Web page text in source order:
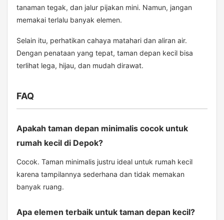
tanaman tegak, dan jalur pijakan mini. Namun, jangan
memakai terlalu banyak elemen.
Selain itu, perhatikan cahaya matahari dan aliran air.
Dengan penataan yang tepat, taman depan kecil bisa
terlihat lega, hijau, dan mudah dirawat.
FAQ
Apakah taman depan minimalis cocok untuk
rumah kecil di Depok?
Cocok. Taman minimalis justru ideal untuk rumah kecil
karena tampilannya sederhana dan tidak memakan
banyak ruang.
Apa elemen terbaik untuk taman depan kecil?